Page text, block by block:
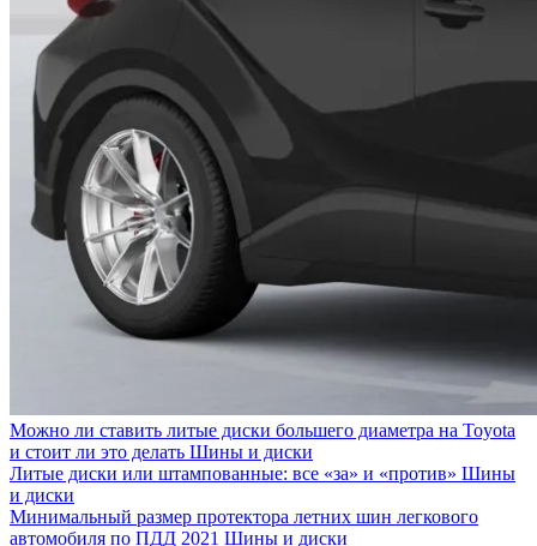
Можно ли ставить литые диски большего диаметра на Toyota
и стоит ли это делать Шины и диски
Литые диски или штампованные: все «за» и «против» Шины
и диски
Минимальный размер протектора летних шин легкового
автомобиля по ПДД 2021 Шины и диски